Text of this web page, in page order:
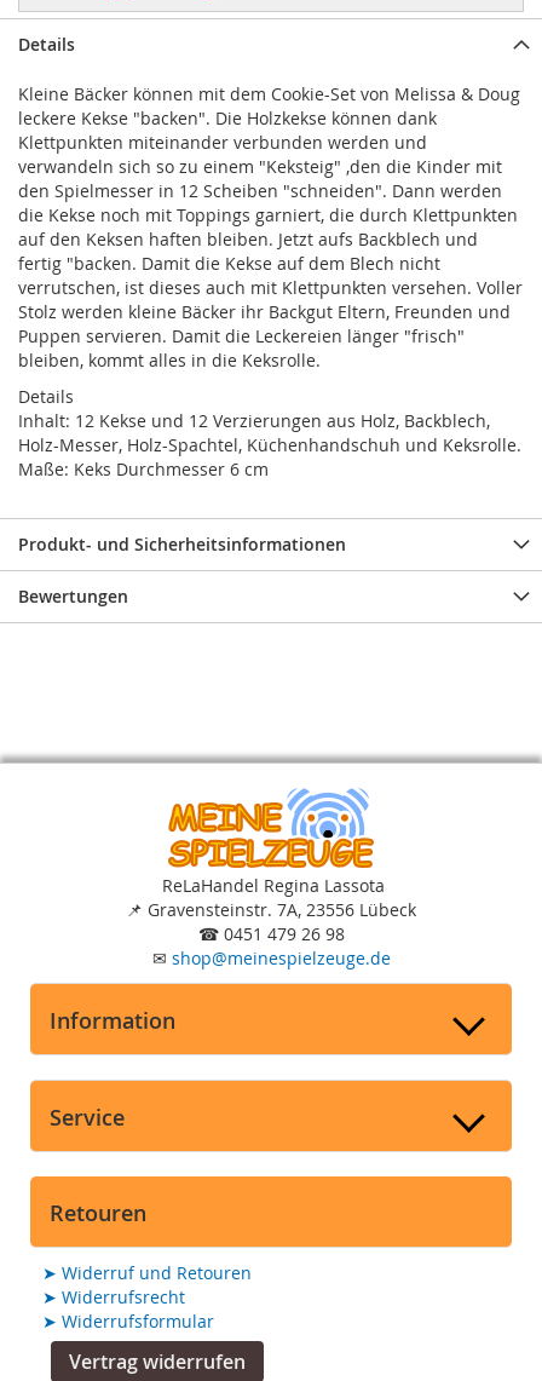
Details
Kleine Bäcker können mit dem Cookie-Set von Melissa & Doug
leckere Kekse "backen". Die Holzkekse können dank
Klettpunkten miteinander verbunden werden und
verwandeln sich so zu einem "Keksteig" ,den die Kinder mit
den Spielmesser in 12 Scheiben "schneiden". Dann werden
die Kekse noch mit Toppings garniert, die durch Klettpunkten
auf den Keksen haften bleiben. Jetzt aufs Backblech und
fertig "backen. Damit die Kekse auf dem Blech nicht
verrutschen, ist dieses auch mit Klettpunkten versehen. Voller
Stolz werden kleine Bäcker ihr Backgut Eltern, Freunden und
Puppen servieren. Damit die Leckereien länger "frisch"
bleiben, kommt alles in die Keksrolle.
Details
Inhalt: 12 Kekse und 12 Verzierungen aus Holz, Backblech,
Holz-Messer, Holz-Spachtel, Küchenhandschuh und Keksrolle.
Maße: Keks Durchmesser 6 cm
Produkt- und Sicherheitsinformationen
Bewertungen
ReLaHandel Regina Lassota
📌 Gravensteinstr. 7A, 23556 Lübeck
☎ 0451 479 26 98
✉ shop@meinespielzeuge.de
Information
Service
Retouren
➤ Widerruf und Retouren
➤ Widerrufsrecht
➤ Widerrufsformular
Vertrag widerrufen